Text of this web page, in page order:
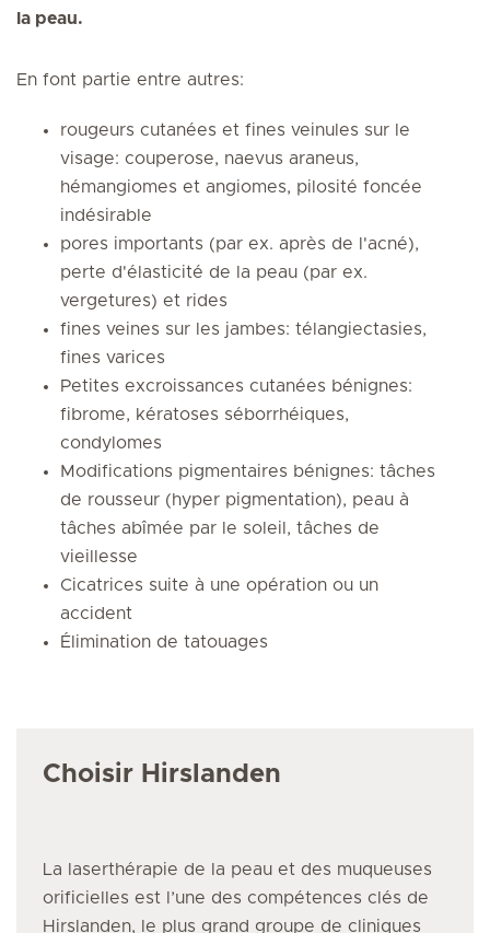
la peau.
En font partie entre autres:
rougeurs cutanées et fines veinules sur le
visage: couperose, naevus araneus,
hémangiomes et angiomes, pilosité foncée
indésirable
pores importants (par ex. après de l'acné),
perte d'élasticité de la peau (par ex.
vergetures) et rides
fines veines sur les jambes: télangiectasies,
fines varices
Petites excroissances cutanées bénignes:
fibrome, kératoses séborrhéiques,
condylomes
Modifications pigmentaires bénignes: tâches
de rousseur (hyper pigmentation), peau à
tâches abîmée par le soleil, tâches de
vieillesse
Cicatrices suite à une opération ou un
accident
Élimination de tatouages
Choisir Hirslanden
La laserthérapie de la peau et des muqueuses
orificielles est l’une des compétences clés de
Hirslanden, le plus grand groupe de cliniques